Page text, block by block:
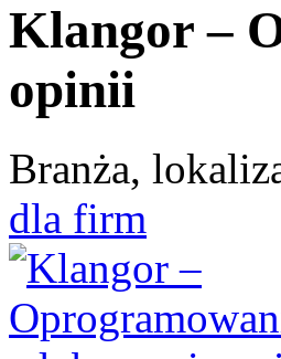
Klangor –
opinii
Branża,
dla firm